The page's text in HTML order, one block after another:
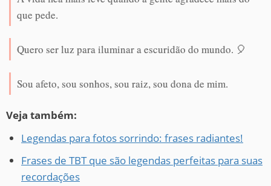
que pede.
Quero ser luz para iluminar a escuridão do mundo. 🎈
Sou afeto, sou sonhos, sou raiz, sou dona de mim.
Veja também:
Legendas para fotos sorrindo: frases radiantes!
Frases de TBT que são legendas perfeitas para suas
recordações